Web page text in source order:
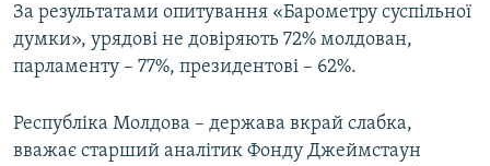
За результатами опитування «Барометру суспільної
думки», урядові не довіряють 72% молдован,
парламенту – 77%, президентові – 62%.
Республіка Молдова – держава вкрай слабка,
вважає старший аналітик Фонду Джеймстаун